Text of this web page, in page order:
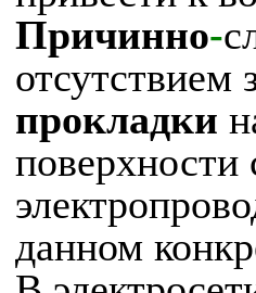
Причинно-
отсутствием
прокладки
поверхности
данном